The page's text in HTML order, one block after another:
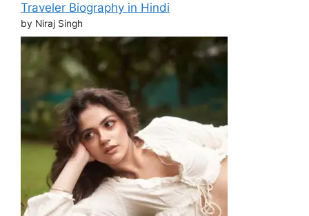
Traveler Biography in Hindi
by Niraj Singh